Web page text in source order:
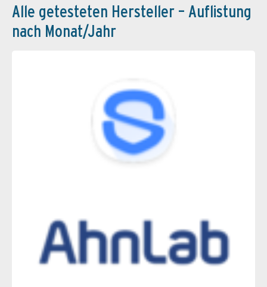
Alle getesteten Hersteller – Auflistung
nach Monat/Jahr